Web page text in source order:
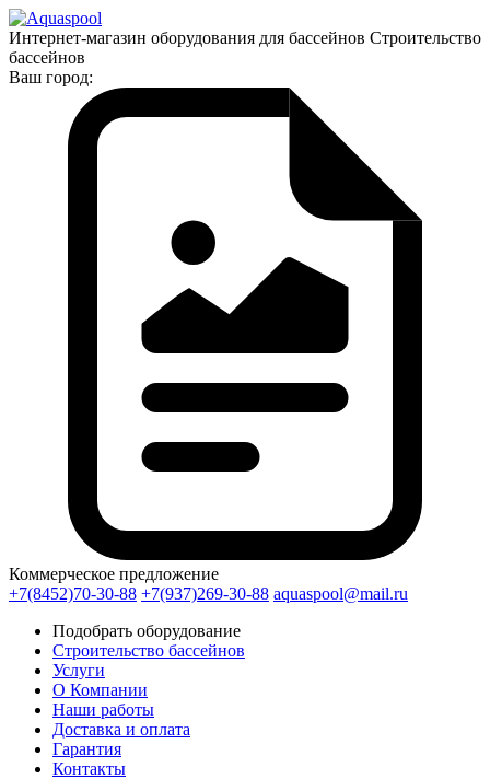
Интернет-магазин оборудования для бассейнов Строительство
бассейнов
Ваш город:
Коммерческое предложение
+7(8452)70-30-88 +7(937)269-30-88 aquaspool@mail.ru
Подобрать оборудование
Строительство бассейнов
Услуги
О Компании
Наши работы
Доставка и оплата
Гарантия
Контакты